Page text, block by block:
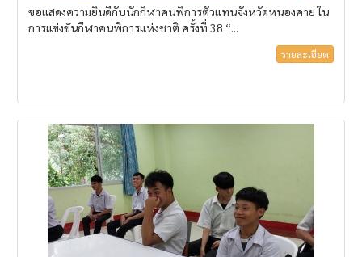
ขอแสดงความยินดีกับนักกีฬาคนพิการตัวแทนจังหวัดหนองคาย ใน
การแข่งขันกีฬาคนพิการแห่งชาติ ครั้งที่ 38 “...
รายละเอียด